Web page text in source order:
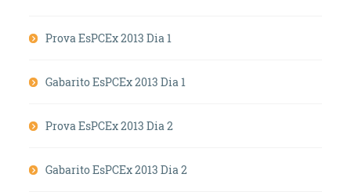
Prova EsPCEx 2013 Dia 1
Gabarito EsPCEx 2013 Dia 1
Prova EsPCEx 2013 Dia 2
Gabarito EsPCEx 2013 Dia 2